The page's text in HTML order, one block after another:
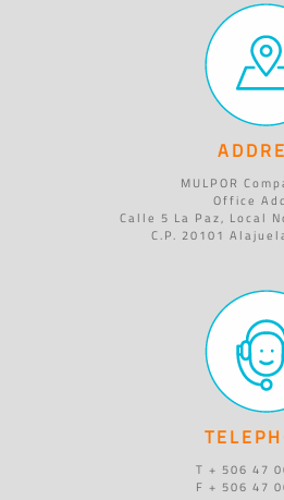
MULPOR
Office
Calle 5 La Paz, Local
C.P. 20101
T + 506 47
F + 506 47